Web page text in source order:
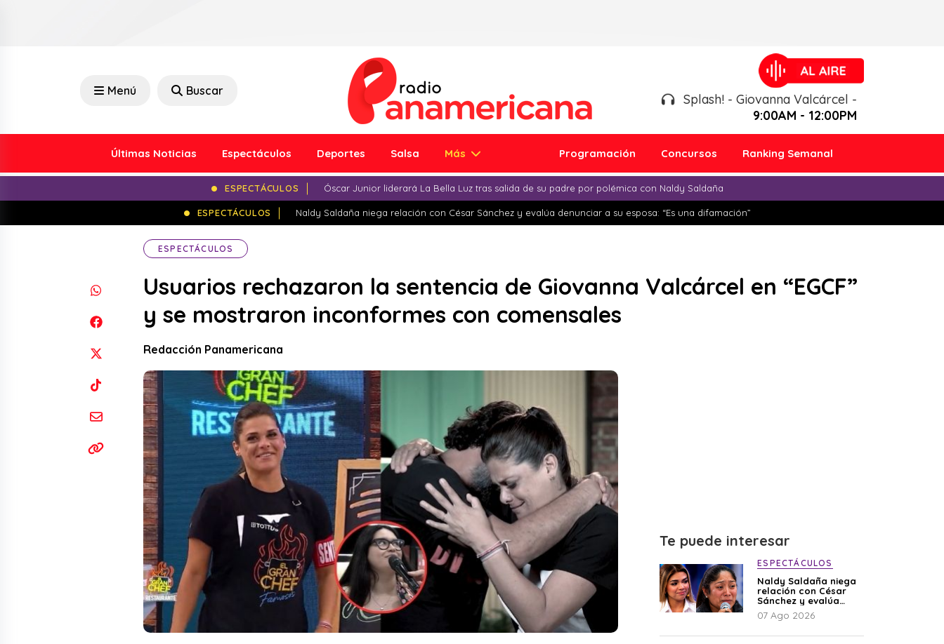
Menú Buscar
Splash! - Giovanna Valcárcel -
9:00AM - 12:00PM
Últimas Noticias Espectáculos Deportes Salsa Más Programación Concursos Ranking Semanal
ESPECTÁCULOS Óscar Junior liderará La Bella Luz tras salida de su padre por polémica con Naldy Saldaña
ESPECTÁCULOS Naldy Saldaña niega relación con César Sánchez y evalúa denunciar a su esposa: “Es una difamación”
ESPECTÁCULOS
Usuarios rechazaron la sentencia de Giovanna Valcárcel en “EGCF”
y se mostraron inconformes con comensales
Redacción Panamericana
Te puede interesar
ESPECTÁCULOS
Naldy Saldaña niega
relación con César
Sánchez y evalúa
denunciar a su
esposa: “Es una
07 Ago 2026